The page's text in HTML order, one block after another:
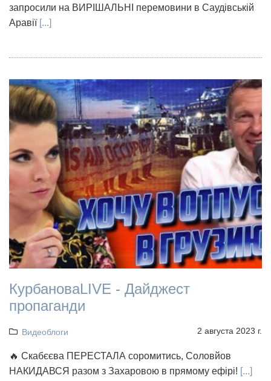
запросили на ВИРІШАЛЬНІ перемовини в Саудівській
Аравії[...]
КурбановаLIVE - Дайджест
пропаганди
Видеоблоги 2 августа 2023 г.
🔥 Скабєєва ПЕРЕСТАЛА соромитись, Соловйов
НАКИДАВСЯ разом з Захаровою в прямому ефірі! [...]